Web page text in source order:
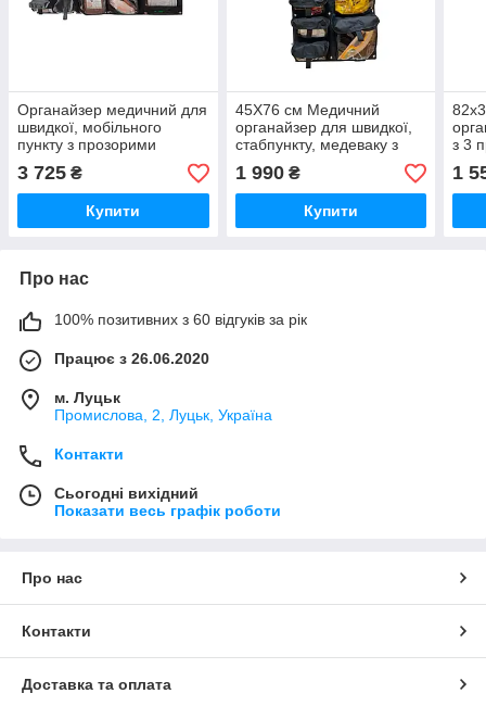
Органайзер медичний для
швидкої, мобільного
пункту з прозорими
кишенями Стохід Варіант
3+4
3 725 ₴
Купити
45Х76 см Медичний
органайзер для швидкої,
стабпункту, медеваку з
прозорими кишенями для
land cruiser Кп V9 Стохід
1 990₴
Купити
з 3
V5
1
Про нас
100% позитивних з 60 відгуків за рік
Працює з 26.06.2020
м. Луцьк
Промислова, 2, Луцьк, Україна
Контакти
Сьогодні вихідний
Показати весь графік роботи
Про нас
Контакти
Доставка та оплата